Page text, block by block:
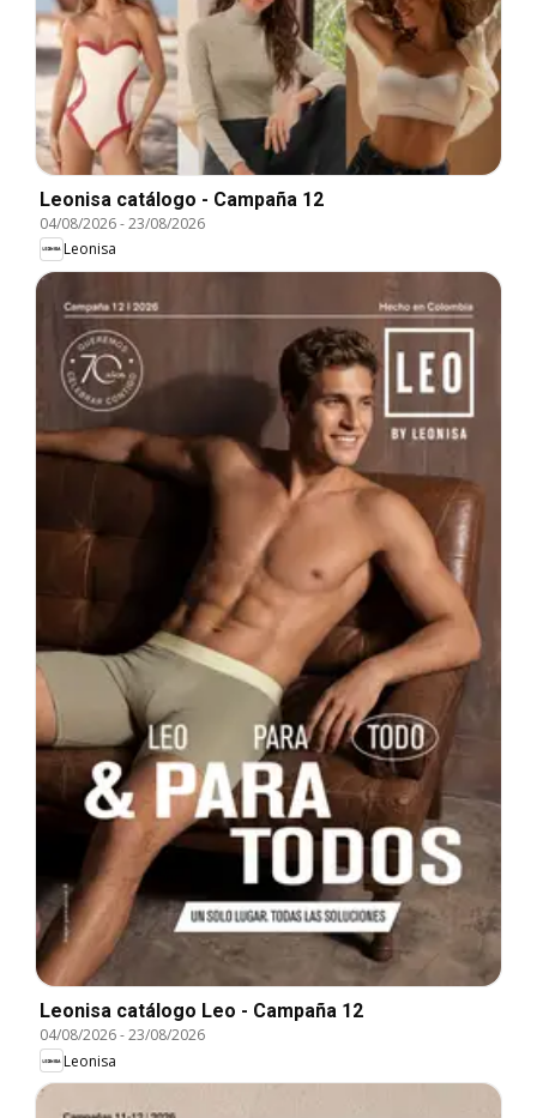
Leonisa catálogo - Campaña 12
04/08/2026-23/08/2026
Leonisa
Leonisa catálogo Leo - Campaña 12
04/08/2026-23/08/2026
Leonisa